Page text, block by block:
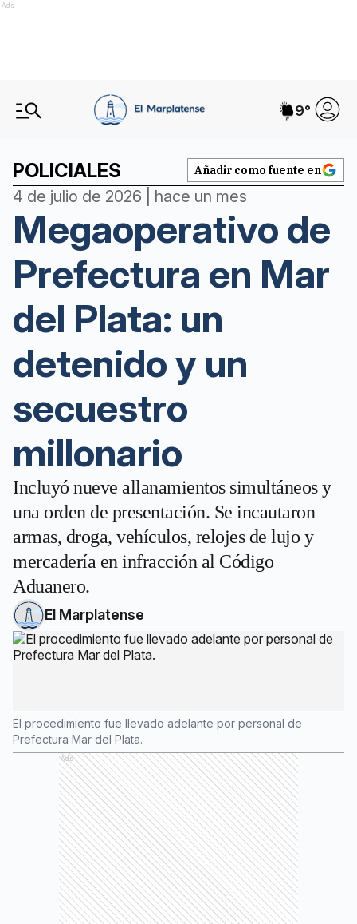
Ads
9°
POLICIALES Añadir como fuente en
4 de julio de 2026 | hace un mes
Megaoperativo de
Prefectura en Mar
del Plata: un
detenido y un
secuestro
millonario
Incluyó nueve allanamientos simultáneos y
una orden de presentación. Se incautaron
armas, droga, vehículos, relojes de lujo y
mercadería en infracción al Código
Aduanero.
El Marplatense
El procedimiento fue llevado adelante por personal de
Prefectura Mar del Plata.
Ads